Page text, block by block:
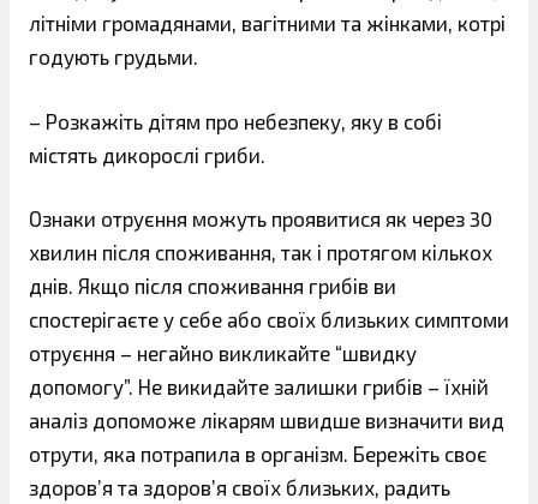
літніми громадянами, вагітними та жінками, котрі
годують грудьми.
– Розкажіть дітям про небезпеку, яку в собі
містять дикорослі гриби.
Ознаки отруєння можуть проявитися як через 30
хвилин після споживання, так і протягом кількох
днів. Якщо після споживання грибів ви
спостерігаєте у себе або своїх близьких симптоми
отруєння – негайно викликайте “швидку
допомогу”. Не викидайте залишки грибів – їхній
аналіз допоможе лікарям швидше визначити вид
отрути, яка потрапила в організм. Бережіть своє
здоров’я та здоров’я своїх близьких, радить